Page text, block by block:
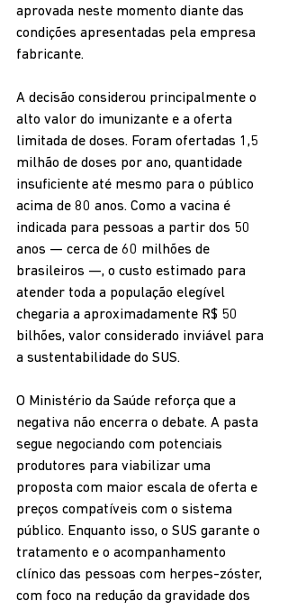
aprovada neste momento diante das
condições apresentadas pela empresa
fabricante.
A decisão considerou principalmente o
alto valor do imunizante e a oferta
limitada de doses. Foram ofertadas 1,5
milhão de doses por ano, quantidade
insuficiente até mesmo para o público
acima de 80 anos. Como a vacina é
indicada para pessoas a partir dos 50
anos — cerca de 60 milhões de
brasileiros —, o custo estimado para
atender toda a população elegível
chegaria a aproximadamente R$ 50
bilhões, valor considerado inviável para
a sustentabilidade do SUS.
O Ministério da Saúde reforça que a
negativa não encerra o debate. A pasta
segue negociando com potenciais
produtores para viabilizar uma
proposta com maior escala de oferta e
preços compatíveis com o sistema
público. Enquanto isso, o SUS garante o
tratamento e o acompanhamento
clínico das pessoas com herpes-zóster,
com foco na redução da gravidade dos